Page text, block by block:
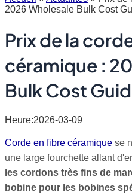
2026 Wholesale Bulk Cost
Prix de la
céramique :
Bulk Cost
Heure:2026-03-09
Corde en fibre céramique se
une large fourchette allant
les cordons très fins de
bobine pour les bobines